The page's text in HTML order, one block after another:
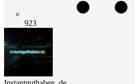
923